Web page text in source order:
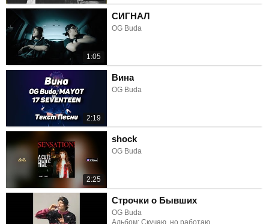
1:05
СИГНАЛ
OG Buda
2:19
Вина
OG Buda
2:25
shock
OG Buda
Строчки о Бывших
OG Buda
Альбом: Скучаю, но работаю